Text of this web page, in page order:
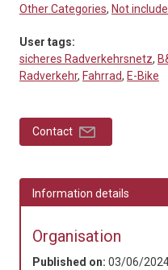
Other Categories, Not
User tags:
sicheres Radverkehrsnetz,
Radverkehr, Fahrrad, E-Bike
Contact
Information details
Organisation
Published on: 03/06/